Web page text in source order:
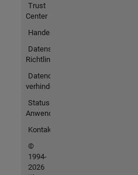
Trust
Center
Handelsmarken
Datenschutz-
Richtlinien
Datendiebstahl
verhindern
Status von
Anwendungen
Kontakt
©
1994-
2026